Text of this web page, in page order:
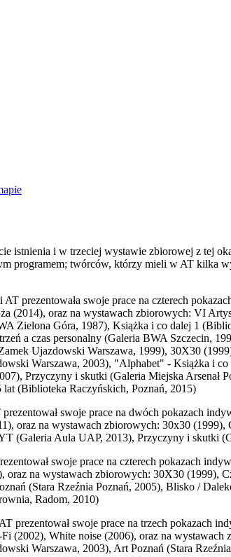
istnienia i w trzeciej wystawie zbiorowej z tej
programem; twórców, którzy mieli w AT kilka
prezentowała swoje prace na czterech
(2014), oraz na wystawach zbiorowych: VI
Zielona Góra, 1987), Książka i co dalej 1
a czas personalny (Galeria BWA Szczecin,
Ujazdowski Warszawa, 1999), 30X30
Warszawa, 2003), "Alphabet" - Książka i co
Przyczyny i skutki (Galeria Miejska Arsenał
(Biblioteka Raczyńskich, Poznań, 2015)
swoje prace na dwóch pokazach
oraz na wystawach zbiorowych: 30x30 (1999),
(Galeria Aula UAP, 2013), Przyczyny i skutki
swoje prace na czterech pokazach
oraz na wystawach zbiorowych: 30X30 (1999),
(Stara Rzeźnia Poznań, 2005), Blisko /
Radom, 2010)
prezentował swoje prace na trzech pokazach
(2002), White noise (2006), oraz na
Warszawa, 2003), Art Poznań (Stara